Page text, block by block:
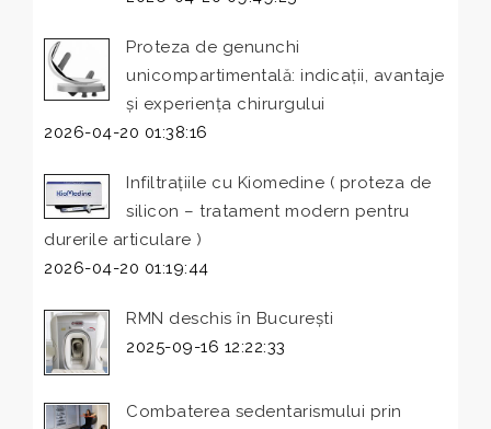
Proteza de genunchi
unicompartimentală: indicații, avantaje
și experiența chirurgului
2026-04-20 01:38:16
Infiltrațiile cu Kiomedine ( proteza de
silicon – tratament modern pentru
durerile articulare )
2026-04-20 01:19:44
RMN deschis în București
2025-09-16 12:22:33
Combaterea sedentarismului prin